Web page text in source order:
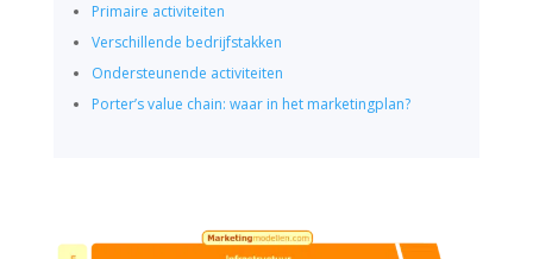
Primaire activiteiten
Verschillende bedrijfstakken
Ondersteunende activiteiten
Porter’s value chain: waar in het marketingplan?